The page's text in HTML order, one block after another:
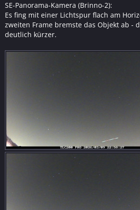
SE-Panorama-Kamera (Brinno-2):
Es fing mit einer Lichtspur flach am
zweiten Frame bremste das Objekt ab -
deutlich kürzer.